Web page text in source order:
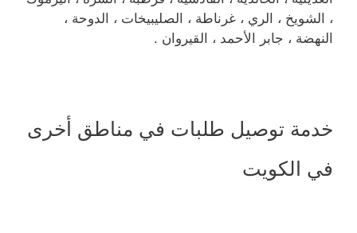
، الشويخ ، الري ، غرناطة ، الصليبيخات ، الدوحة ،
النهضة ، جابر الأحمد ، القيروان .
خدمة توصيل طلبات في مناطق أخرى
في الكويت